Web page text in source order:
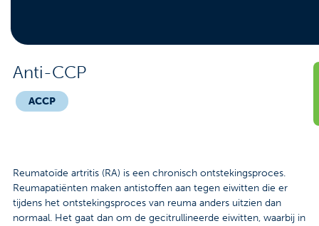
Tarieven
Locaties
Praktische informatie
Anti-CCP
ACCP
Reumatoïde artritis (RA) is een chronisch ontstekingsproces.
Reumapatiënten maken antistoffen aan tegen eiwitten die er
tijdens het ontstekingsproces van reuma anders uitzien dan
normaal. Het gaat dan om de gecitrullineerde eiwitten, waarbij in